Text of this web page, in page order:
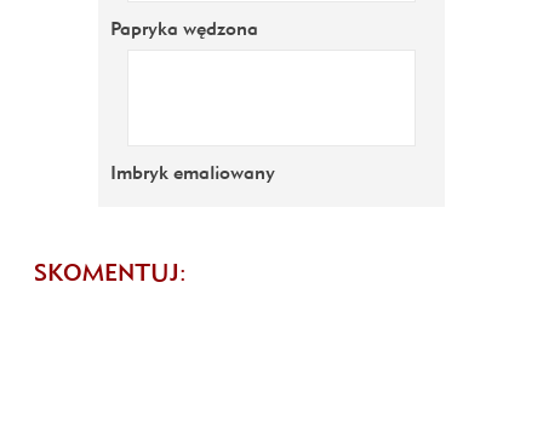
Papryka wędzona
Imbryk emaliowany
SKOMENTUJ: